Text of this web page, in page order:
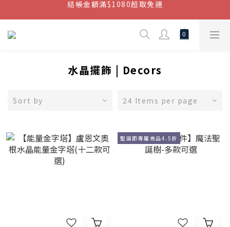
結帳金額滿$1080超取免運
七周年慶，滿1890折150 (…依此類推)
點我加入官方LINE帳號，獲得50元現金券
水晶擺飾 | Decors
Sort by 24 Items per page
聖誕節專屬商品4.5折